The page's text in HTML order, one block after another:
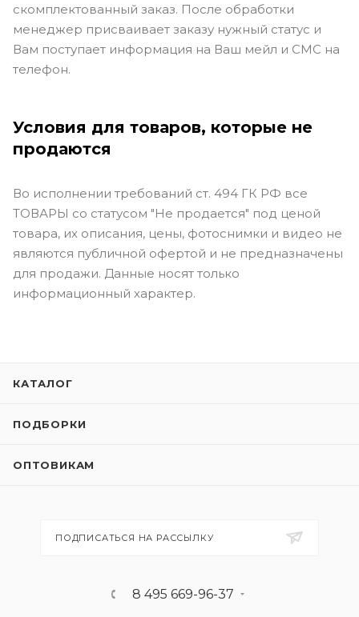
скомплектованный заказ. После обработки
менеджер присваивает заказу нужный статус и
Вам поступает информация на Ваш мейл и СМС на
телефон.
Условия для товаров, которые не
продаются
Во исполнении требований ст. 494 ГК РФ все
ТОВАРЫ со статусом "Не продается" под ценой
товара, их описания, цены, фотоснимки и видео не
являются публичной офертой и не предназначены
для продажи. Данные носят только
информационный характер.
КАТАЛОГ
ПОДБОРКИ
ОПТОВИКАМ
ПОДПИСАТЬСЯ НА РАССЫЛКУ
8 495 669-96-37